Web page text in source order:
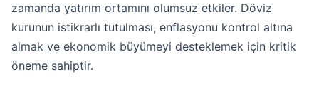
zamanda yatırım ortamını olumsuz etkiler. Döviz
kurunun istikrarlı tutulması, enflasyonu kontrol altına
almak ve ekonomik büyümeyi desteklemek için kritik
öneme sahiptir.